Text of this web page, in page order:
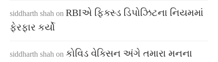
siddharth shah on RBIએ ફિક્સ્ડ ડિપોઝિટના નિયમમાં
ફેરફાર કર્યો
siddharth shah on કોવિડ વેક્સિન અંગે તમારા મનના